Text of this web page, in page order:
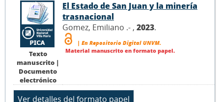
Texto
manuscrito |
Documento
electrónico
El Estado de San Juan y la minería
trasnacional
Gomez, Emiliano .- , 2023.
| En Repositorio Digital UNVM.
Material manuscrito en formato papel.